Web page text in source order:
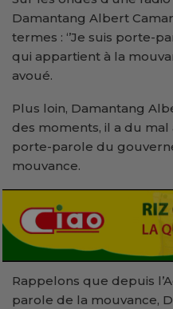
Damantang Albert
termes : ‘’Je suis porte-
qui appartient à la
avoué.
Plus loin, Damantang
des moments, il a du
porte-parole du
mouvance.
Rappelons que depuis
parole de la mouvance,